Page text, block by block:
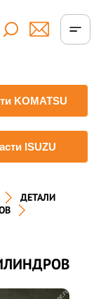
KOMATSU
ISUZU
ДЕТАЛИ